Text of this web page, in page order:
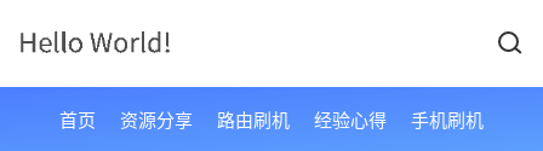
首页 资源分享 路由刷机 经验心得
手机刷机